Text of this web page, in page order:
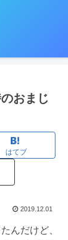
おまじ
はてブ
2019.12.01
んだけど、